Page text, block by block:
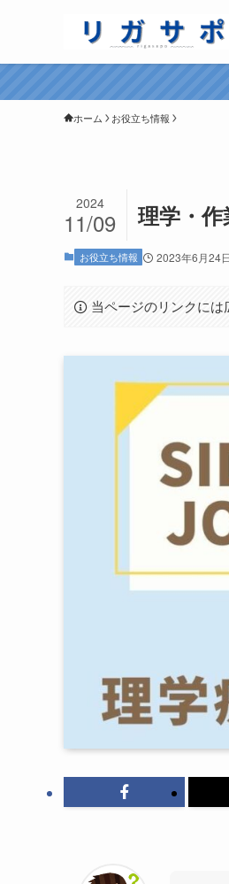
ホーム お役立ち情報
理学・
2024
11/09
お役立ち情報 2023年6月24日
当ページのリンクには